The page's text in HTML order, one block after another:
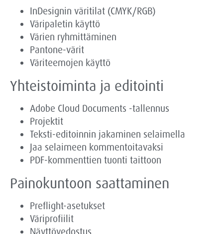
InDesignin väritilat (CMYK/RGB)
Väripaletin käyttö
Värien ryhmittäminen
Pantone-värit
Väriteemojen käyttö
Yhteistoiminta ja editointi
Adobe Cloud Documents -tallennus
Projektit
Teksti-editoinnin jakaminen selaimella
Jaa selaimeen kommentoitavaksi
PDF-kommenttien tuonti taittoon
Painokuntoon saattaminen
Preflight-asetukset
Väriprofiilit